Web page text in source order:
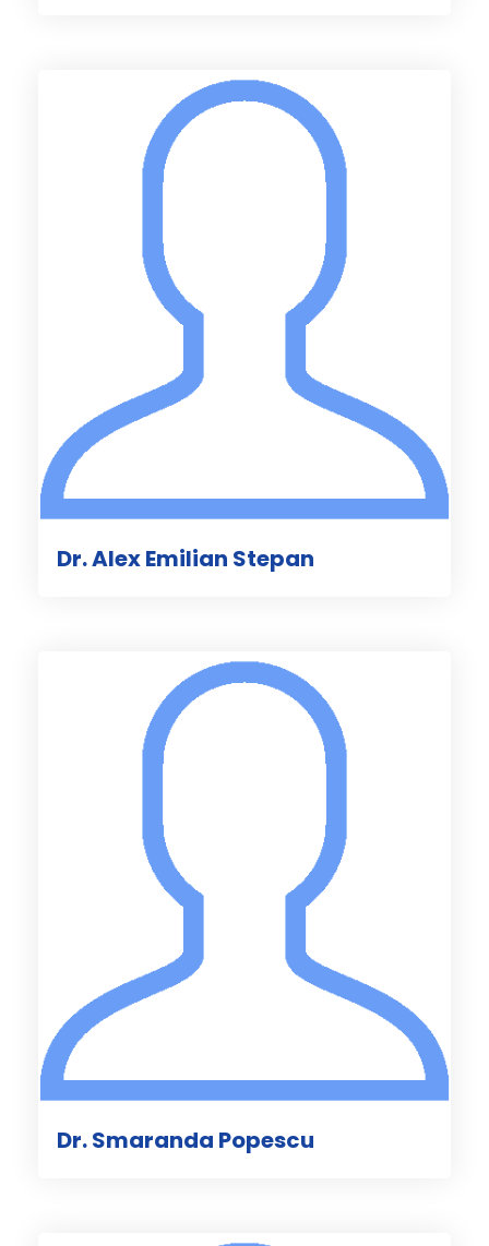
Dr. Alex Emilian Stepan
Dr. Smaranda Popescu